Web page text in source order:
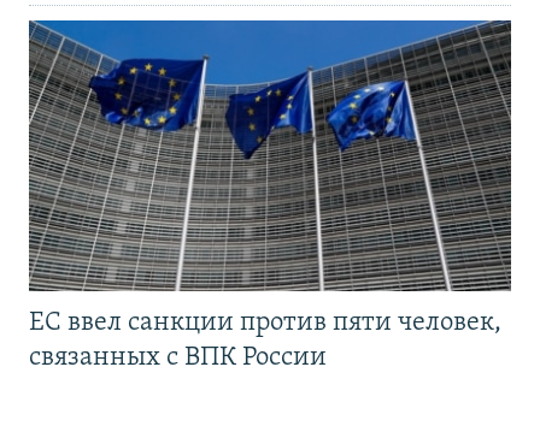
ЕС ввел санкции против пяти человек,
связанных с ВПК России